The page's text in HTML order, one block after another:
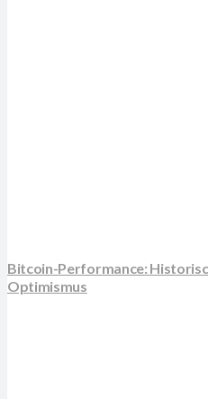
Bitcoin-Performance:
Optimismus